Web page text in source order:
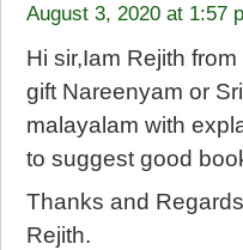
August 3, 2020 at 1:57
Hi sir,Iam Rejith
gift Nareenyam or
malayalam with
to suggest good
Thanks and Regards
Rejith.